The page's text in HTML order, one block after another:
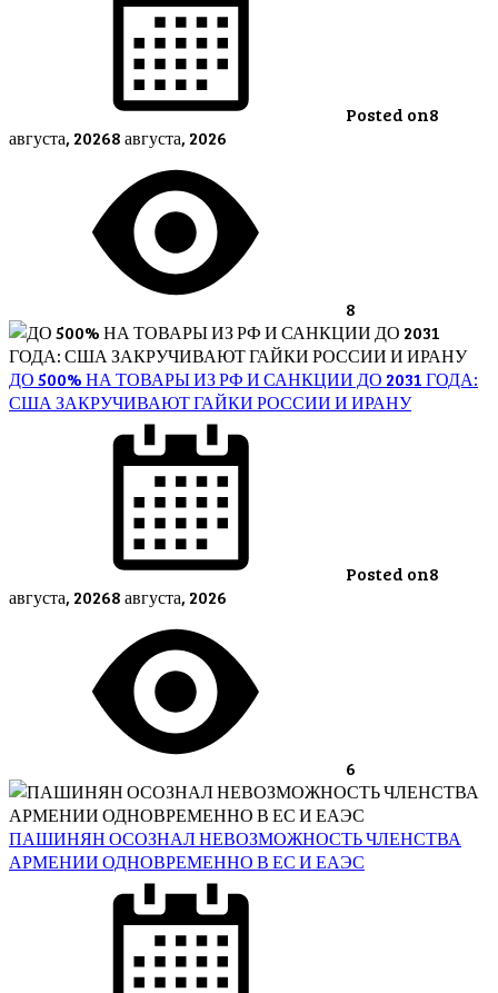
Posted on8
августа, 20268 августа, 2026
8
ДО 500% НА ТОВАРЫ ИЗ РФ И САНКЦИИ ДО 2031 ГОДА:
США ЗАКРУЧИВАЮТ ГАЙКИ РОССИИ И ИРАНУ
Posted on8
августа, 20268 августа, 2026
6
ПАШИНЯН ОСОЗНАЛ НЕВОЗМОЖНОСТЬ ЧЛЕНСТВА
АРМЕНИИ ОДНОВРЕМЕННО В ЕС И ЕАЭС